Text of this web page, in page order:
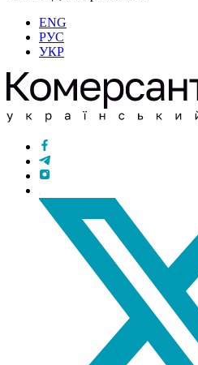
ENG
РУС
УКР